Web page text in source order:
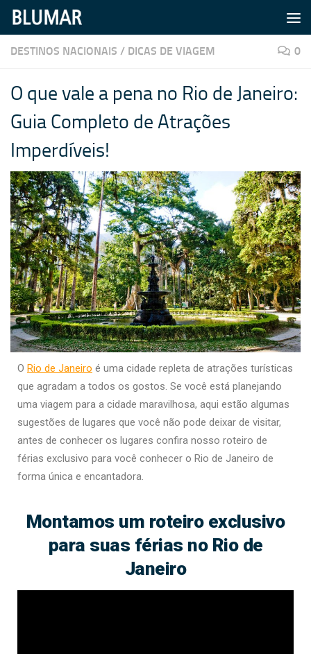
Skip to content
DESTINOS NACIONAIS / DICAS DE VIAGEM 0
O que vale a pena no Rio de Janeiro:
Guia Completo de Atrações
Imperdíveis!
O Rio de Janeiro é uma cidade repleta de atrações turísticas
que agradam a todos os gostos. Se você está planejando
uma viagem para a cidade maravilhosa, aqui estão algumas
sugestões de lugares que você não pode deixar de visitar,
antes de conhecer os lugares confira nosso roteiro de
férias exclusivo para você conhecer o Rio de Janeiro de
forma única e encantadora.
Montamos um roteiro exclusivo
para suas férias no Rio de
Janeiro